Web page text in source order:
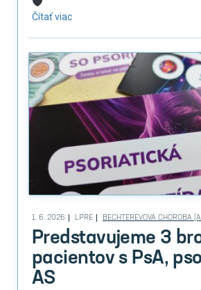
Čítať viac
1. 6. 2026 LPRE BECHTEREVOVA CHOROBA
Predstavujeme 3
pacientov s PsA,
AS